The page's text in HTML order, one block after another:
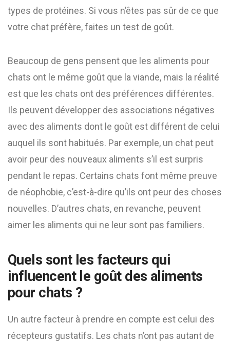
types de protéines. Si vous n’êtes pas sûr de ce que
votre chat préfère, faites un test de goût.
Beaucoup de gens pensent que les aliments pour
chats ont le même goût que la viande, mais la réalité
est que les chats ont des préférences différentes.
Ils peuvent développer des associations négatives
avec des aliments dont le goût est différent de celui
auquel ils sont habitués. Par exemple, un chat peut
avoir peur des nouveaux aliments s’il est surpris
pendant le repas. Certains chats font même preuve
de néophobie, c’est-à-dire qu’ils ont peur des choses
nouvelles. D’autres chats, en revanche, peuvent
aimer les aliments qui ne leur sont pas familiers.
Quels sont les facteurs qui
influencent le goût des aliments
pour chats ?
Un autre facteur à prendre en compte est celui des
récepteurs gustatifs. Les chats n’ont pas autant de